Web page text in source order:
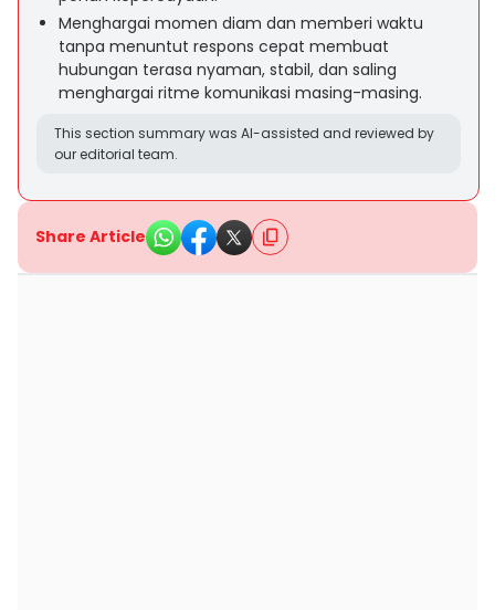
Menghargai momen diam dan memberi waktu
tanpa menuntut respons cepat membuat
hubungan terasa nyaman, stabil, dan saling
menghargai ritme komunikasi masing-masing.
This section summary was AI-assisted and reviewed by
our editorial team.
Share Article